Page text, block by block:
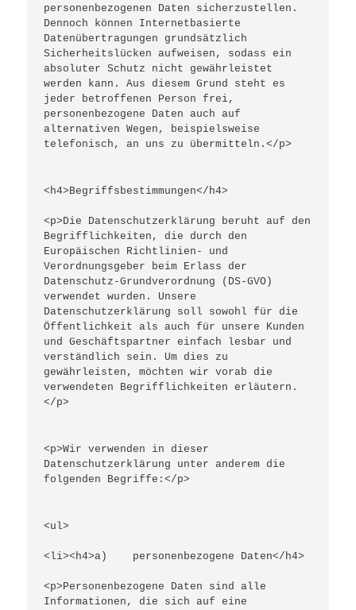
personenbezogenen Daten sicherzustellen.
Dennoch können Internetbasierte
Datenübertragungen grundsätzlich
Sicherheitslücken aufweisen, sodass ein
absoluter Schutz nicht gewährleistet
werden kann. Aus diesem Grund steht es
jeder betroffenen Person frei,
personenbezogene Daten auch auf
alternativen Wegen, beispielsweise
telefonisch, an uns zu übermitteln.</p>
<h4>Begriffsbestimmungen</h4>
<p>Die Datenschutzerklärung beruht auf den
Begrifflichkeiten, die durch den
Europäischen Richtlinien- und
Verordnungsgeber beim Erlass der
Datenschutz-Grundverordnung (DS-GVO)
verwendet wurden. Unsere
Datenschutzerklärung soll sowohl für die
Öffentlichkeit als auch für unsere Kunden
und Geschäftspartner einfach lesbar und
verständlich sein. Um dies zu
gewährleisten, möchten wir vorab die
verwendeten Begrifflichkeiten erläutern.
</p>
<p>Wir verwenden in dieser
Datenschutzerklärung unter anderem die
folgenden Begriffe:</p>
<ul>
<li><h4>a)    personenbezogene Daten</h4>
<p>Personenbezogene Daten sind alle
Informationen, die sich auf eine